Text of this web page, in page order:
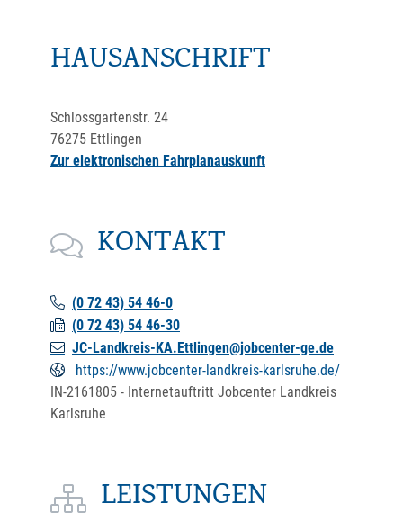
HAUSANSCHRIFT
Schlossgartenstr. 24
76275 Ettlingen
Zur elektronischen Fahrplanauskunft
KONTAKT
(0 72 43) 54 46-0
(0 72 43) 54 46-30
JC-Landkreis-KA.Ettlingen@jobcenter-ge.de
https://www.jobcenter-landkreis-karlsruhe.de/
IN-2161805 - Internetauftritt Jobcenter Landkreis
Karlsruhe
LEISTUNGEN